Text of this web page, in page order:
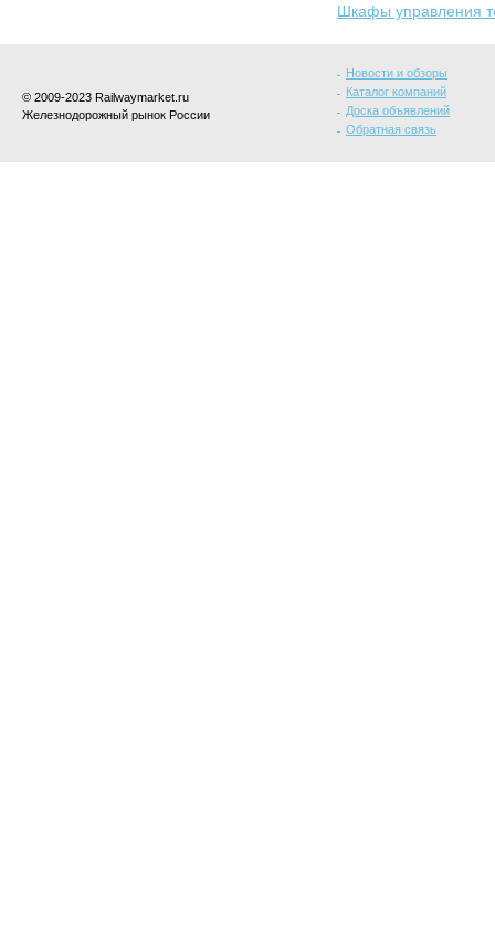
Шкафы управления
© 2009-2023 Railwaymarket.ru
Железнодорожный рынок России
Новости и обзоры
Каталог компаний
Доска объявлений
Обратная связь